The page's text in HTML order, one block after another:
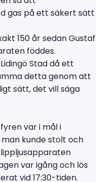
gas på ett säkert sätt
150 år sedan Gustaf
föddes.
Stad då ett
detta genom att
sätt, det vill säga
var i mål i
kunde stolt och
var igång och lös
vid 17:30-tiden.